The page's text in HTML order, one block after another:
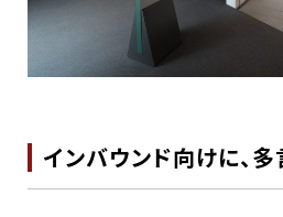
インバウンド向けに、多